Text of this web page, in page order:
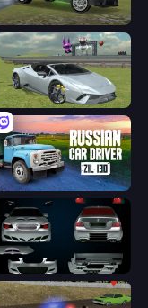
Drift Runner 3D
Sports Cars Driver
Russian Car Driver ZIL 130
Decorate My BMW M5